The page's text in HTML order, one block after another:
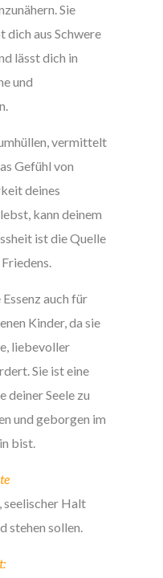
Sie
dich aus Schwere
lässt dich in
und
vermittelt
Gefühl von
deines
kann deinem
ist die Quelle
auch für
Kinder, da sie
liebevoller
Sie ist eine
deiner Seele zu
und geborgen im
bist.
seelischer Halt
stehen sollen.